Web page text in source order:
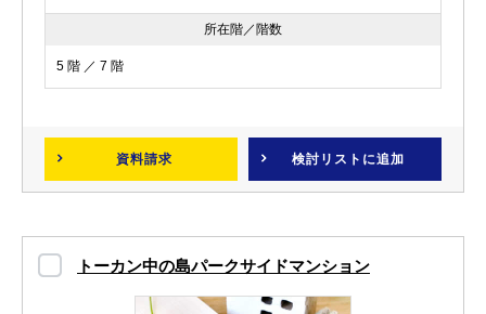
所在階／階数
5 階 ／ 7 階
資料請求 検討リスト に追加
トーカン中の島パークサイドマンション